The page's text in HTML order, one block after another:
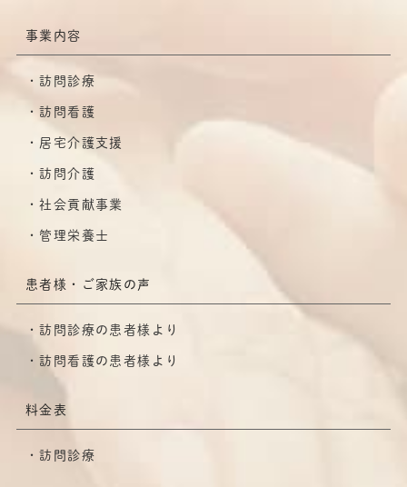
事業内容
訪問診療
訪問看護
居宅介護支援
訪問介護
社会貢献事業
管理栄養士
患者様・ご家族の声
訪問診療の患者様より
訪問看護の患者様より
料金表
訪問診療